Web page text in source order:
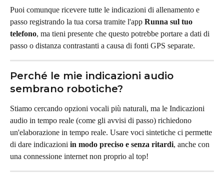
Puoi comunque ricevere tutte le indicazioni di allenamento e
passo registrando la tua corsa tramite l'app Runna sul tuo
telefono, ma tieni presente che questo potrebbe portare a dati di
passo o distanza contrastanti a causa di fonti GPS separate.
Perché le mie indicazioni audio
sembrano robotiche?
Stiamo cercando opzioni vocali più naturali, ma le Indicazioni
audio in tempo reale (come gli avvisi di passo) richiedono
un'elaborazione in tempo reale. Usare voci sintetiche ci permette
di dare indicazioni in modo preciso e senza ritardi, anche con
una connessione internet non proprio al top!